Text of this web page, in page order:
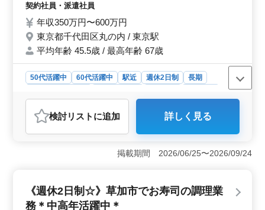
契約社員・派遣社員
年収350万円〜600万円
東京都千代田区丸の内 / 東京駅
平均年齢 45.5歳 / 最高年齢 67歳
50代活躍中 60代活躍中 駅近 週休2日制
長期
調理師・調理補助・スタッフ
おすすめポイント
＜安定した職場環境＞ 駅直結の好立地に加え、社宅制
度が整っているため、遠方からの転職や住まいの心配が
ある方にも最適です。福利厚生も充実しており、長期的
ったスキルを存分に発揮できる職場です。仕込みから握
りまでを担当し、腕をふるって働くことが可能で
検討リスト に追加 詳しく見る
掲載期間 2026/06/25〜2026/09/24
《週休2日制☆》草加市でお寿司の調理業
務＊中高年活躍中＊